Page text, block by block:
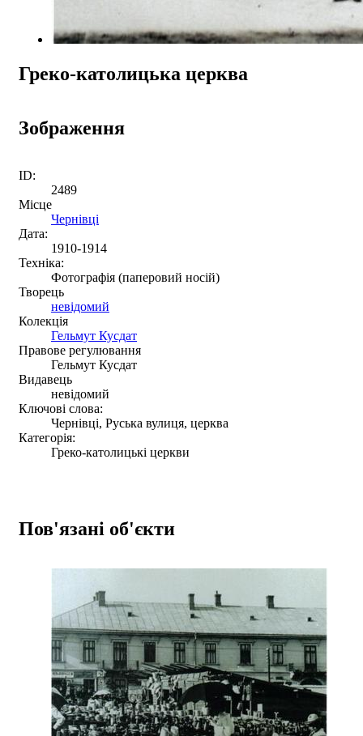
Греко-католицька церква
Зображення
ID:
2489
Місце
Чернівці
Дата:
1910-1914
Техніка:
Фотографія (паперовий носій)
Творець
невідомий
Колекція
Гельмут Кусдат
Правове регулювання
Гельмут Кусдат
Видавець
невідомий
Ключові слова:
Чернівці, Руська вулиця, церква
Категорія:
Греко-католицькі церкви
Пов'язані об'єкти